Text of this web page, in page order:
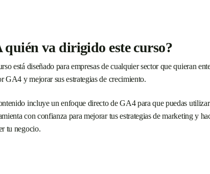
quién va dirigido este curso?
está diseñado para empresas de cualquier sector que quieran
GA4 y mejorar sus estrategias de crecimiento.
incluye un enfoque directo de GA4 para que puedas utilizar
con confianza para mejorar tus estrategias de marketing y
tu negocio.